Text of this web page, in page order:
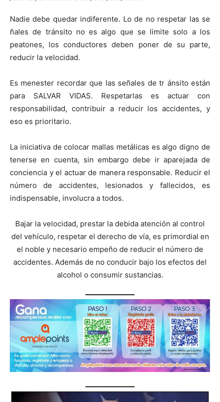
Nadie debe quedar indiferente. Lo de no respetar las se
ñales de tránsito no es algo que se limite solo a los
peatones, los conductores deben poner de su parte,
reducir la velocidad.
Es menester recordar que las señales de tr ánsito están
para SALVAR VIDAS. Respetarlas es actuar con
responsabilidad, contribuir a reducir los accidentes, y
eso es prioritario.
La iniciativa de colocar mallas metálicas es algo digno de
tenerse en cuenta, sin embargo debe ir aparejada de
conciencia y el actuar de manera responsable. Reducir el
número de accidentes, lesionados y fallecidos, es
indispensable, involucra a todos.
Bajar la velocidad, prestar la debida atención al control
del vehículo, respetar el derecho de vía, es primordial en
el noble y necesario empeño de reducir el número de
accidentes. Además de no conducir bajo los efectos del
alcohol o consumir sustancias.